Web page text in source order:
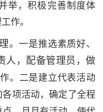
举，积极完善制度体
作。
。一是推选素质好、
人，配备管理员，做
。二是建立代表活动
项活动，确定了全程